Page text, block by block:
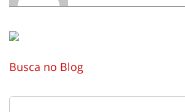
Busca no Blog